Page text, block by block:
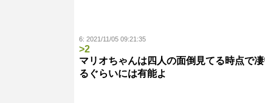
6: 2021/11/05 09:21:35
>2
マリオちゃんは四人の面倒見てる時点で
るぐらいには有能よ